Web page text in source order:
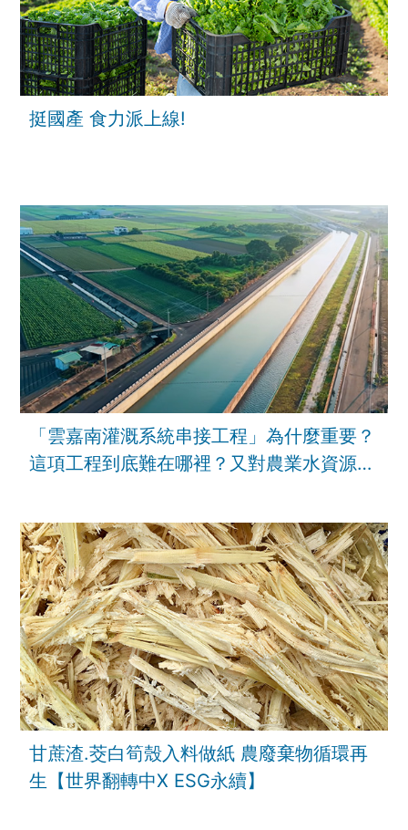
挺國產 食力派上線!
「雲嘉南灌溉系統串接工程」為什麼重要？
這項工程到底難在哪裡？又對農業水資源韌
甘蔗渣.茭白筍殼入料做紙 農廢棄物循環再
生【世界翻轉中X ESG永續】